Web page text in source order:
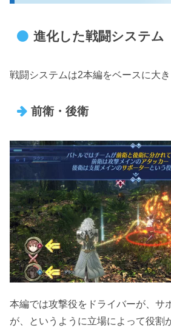
進化した戦闘システム
戦闘システムは2本編をベースに大き
前衛・後衛
本編では攻撃役をドライバーが、サ
が、というように立場によって役割